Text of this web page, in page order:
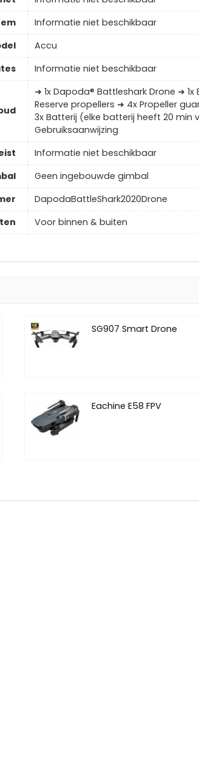
Informatie niet beschikbaar
Accu
Informatie niet beschikbaar
➜ 1x Dapoda® Battleshark Drone ➜
Reserve propellers ➜ 4x Propeller
3x Batterij (elke batterij heeft 20 min
Gebruiksaanwijzing
Informatie niet beschikbaar
Geen ingebouwde gimbal
DapodaBattleShark2020Drone
Voor binnen & buiten
SG907 Smart Drone
Eachine E58 FPV